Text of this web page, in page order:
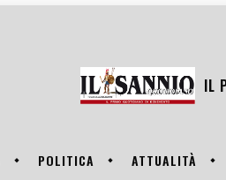
IL
POLITICA ATTUALITÀ